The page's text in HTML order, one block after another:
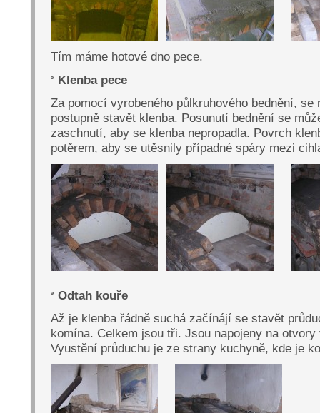
Tím máme hotové dno pece.
Klenba pece
Za pomocí vyrobeného půlkruhového bednění, se
postupně stavět klenba. Posunutí bednění se
zaschnutí, aby se klenba nepropadla. Povrch
potěrem, aby se utěsnily případné spáry mezi
Odtah kouře
Až je klenba řádně suchá začínájí se stavět
komína. Celkem jsou tři. Jsou napojeny na
Vyustění průduchu je ze strany kuchyně, kde je